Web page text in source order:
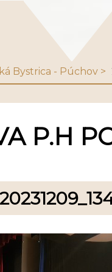
Bystrica - Púchov
P.H